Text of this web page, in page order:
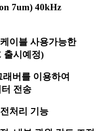
7um) 40kHz
이블 사용가능한
출시예정)
버를 이용하여
전송
처리 기능